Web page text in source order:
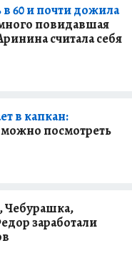
60 и почти дожила
повидавшая
считала себя
в капкан:
посмотреть
Чебурашка,
заработали